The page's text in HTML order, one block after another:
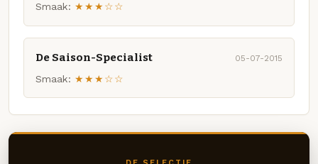
Smaak: ★★★☆☆
De Saison-Specialist 05-07-2015
Smaak: ★★★☆☆